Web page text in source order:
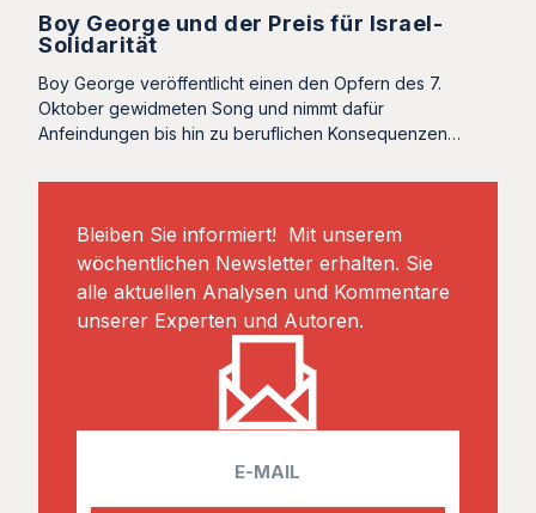
Boy George und der Preis für Israel-
Solidarität
Boy George veröffentlicht einen den Opfern des 7.
Oktober gewidmeten Song und nimmt dafür
Anfeindungen bis hin zu beruflichen Konsequenzen…
Bleiben Sie informiert! Mit unserem
wöchentlichen Newsletter erhalten. Sie
alle aktuellen Analysen und Kommentare
unserer Experten und Autoren.